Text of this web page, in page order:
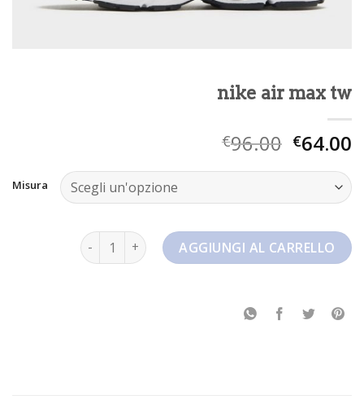
nike air max tw
€96.00 €64.00
Misura
nike air max tw quantitàAGGIUNGI AL CARRELLO